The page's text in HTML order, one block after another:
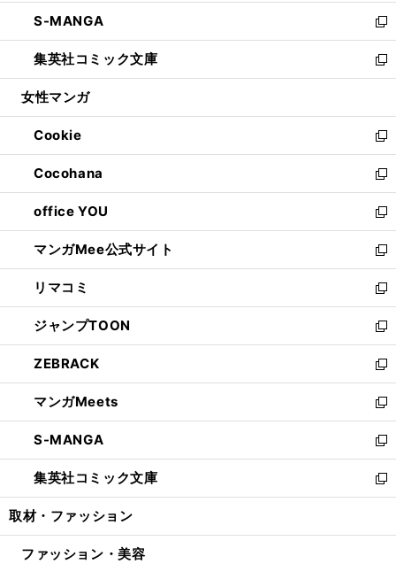
く
で
開
く
ン
ド
ウ
で
開
ウ
ィ
ン
ド
ウ
開
く
し
い
ウ
ィ
ン
ウ
で
開
く
S-MANGA
新
し
い
ウ
ン
ド
ウ
で
開
く
集英社コミック文庫
新
し
ウ
ィ
ン
ド
ウ
で
開
く
女性マンガ
Cookie
新
し
い
ウ
ィ
ン
ド
ウ
で
開
く
Cocohana
新
し
い
ウ
ィ
ン
ド
ウ
で
開
く
office YOU
新
し
い
ウ
ィ
ン
ド
ウ
で
開
く
マンガMee公式サイト
新
し
い
ウ
ィ
ン
ド
ウ
で
開
く
リマコミ
新
し
い
ウ
ィ
ン
ド
ウ
で
開
く
ジャンプTOON
新
し
い
ウ
ィ
ン
ド
ウ
で
開
ZEBRACK
新
し
い
ウ
ィ
ン
ド
ウ
開
マンガMeets
新
し
い
ウ
ィ
ン
ウ
S-MANGA
新
し
い
ウ
ン
集英社コミック文庫
新
し
ウ
取材・ファッション
ファッション・美容